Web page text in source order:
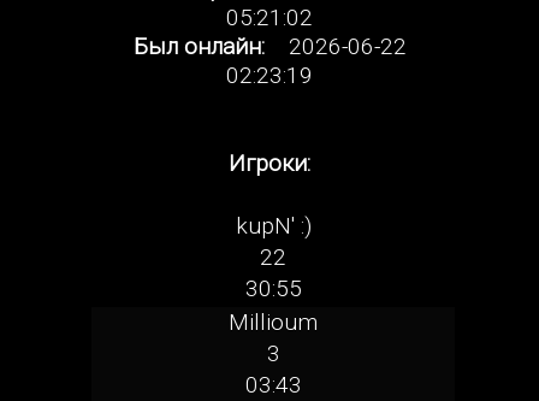
05:21:02
Был онлайн:2026-06-22
02:23:19
Игроки:
kupN' :)
22
30:55
Millioum
3
03:43